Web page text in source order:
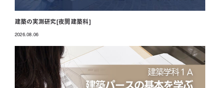
建築の実測研究[夜間建築科]
2026.08.06